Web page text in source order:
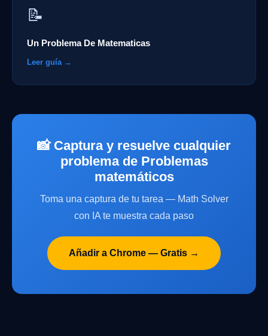
📝
Un Problema De Matematicas
Leer guía →
📸 Captura y resuelve cualquier
problema de Problemas
matemáticos
Toma una captura de tu tarea — Math Solver
con IA te muestra cada paso
Añadir a Chrome — Gratis →